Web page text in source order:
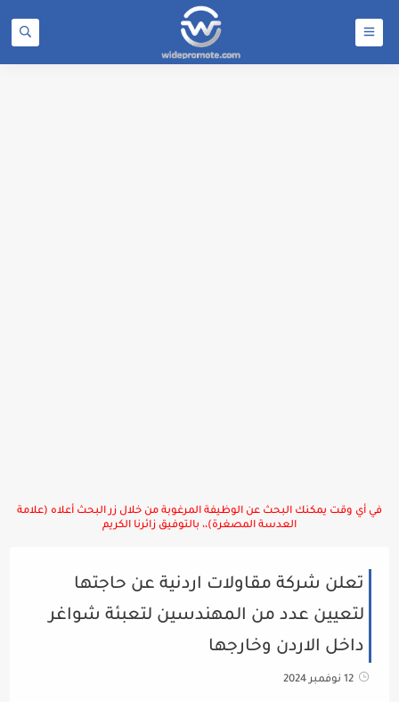
في أي وقت يمكنك البحث عن الوظيفة المرغوبة من خلال زر البحث أعلاه (علامة
العدسة المصغرة)،، بالتوفيق زائرنا الكريم
تعلن شركة مقاولات اردنية عن حاجتها
لتعيين عدد من المهندسين لتعبئة شواغر
داخل الاردن وخارجها
12 نوفمبر 2024